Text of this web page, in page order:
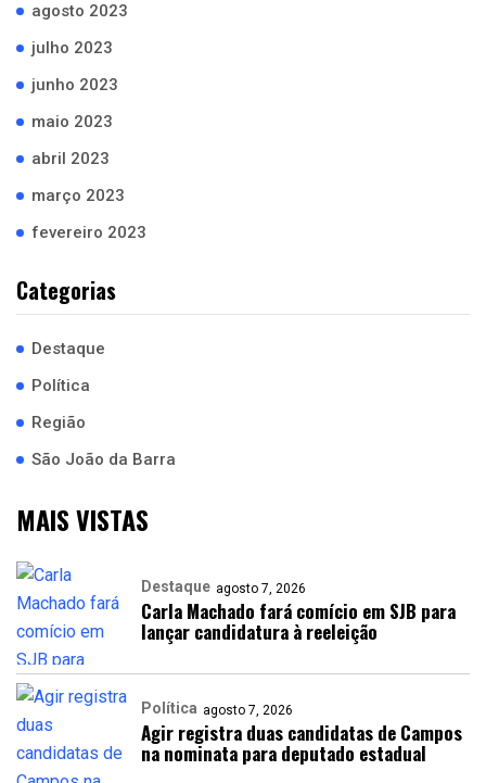
agosto 2023
julho 2023
junho 2023
maio 2023
abril 2023
março 2023
fevereiro 2023
Categorias
Destaque
Política
Região
São João da Barra
MAIS VISTAS
Destaque agosto 7, 2026
Carla Machado fará comício em SJB para
lançar candidatura à reeleição
Política agosto 7, 2026
Agir registra duas candidatas de Campos
na nominata para deputado estadual